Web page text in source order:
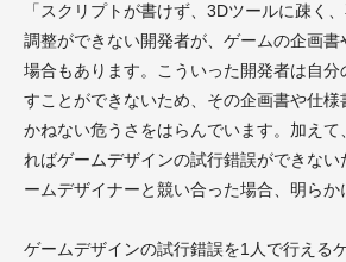
「スクリプトが書けず、3Dツールに疎く
調整ができない開発者が、ゲームの企画書
場合もあります。こういった開発者は自
すことができないため、その企画書や仕様
かねない危うさをはらんでいます。加え
ればゲームデザインの試行錯誤ができな
ームデザイナーと競い合った場合、明らか
ゲームデザインの試行錯誤を1人で行える